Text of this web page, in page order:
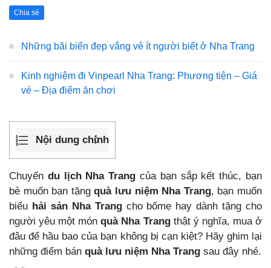
Chia sẻ
Những bãi biển đẹp vắng vẻ ít người biết ở Nha Trang
Kinh nghiệm đi Vinpearl Nha Trang: Phương tiện – Giá
vé – Địa điểm ăn chơi
Nội dung chính
Chuyến du lịch Nha Trangcủa bạn sắp kết thúc, bạn
bè muốn bạn tặngquà lưu niệm Nha Trang, bạn muốn
biếu hải sản Nha Trangcho bốmẹ hay dành tặng cho
người yêu một mónquà Nha Trangthật ý nghĩa, mua ở
đâu để hầu bao của bạn không bị cạn kiệt? Hãy ghim lại
những điểm bán quà lưu niệm Nha Trang sau đây nhé.